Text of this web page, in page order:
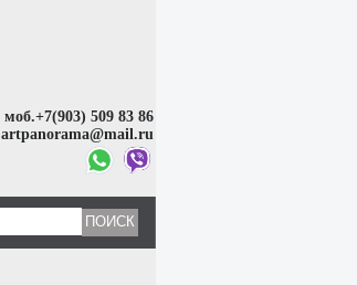
моб.+7(903) 509 83 86
artpanorama@mail.ru